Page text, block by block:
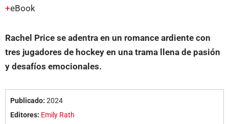
eBook
Rachel Price se adentra en un romance ardiente con
tres jugadores de hockey en una trama llena de pasión
y desafíos emocionales.
Publicado: 2024
Editores: Emily Rath